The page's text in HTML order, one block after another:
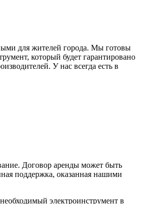
для жителей города. Мы готовы
который будет гарантировано
У нас всегда есть в
Договор аренды может быть
поддержка, оказанная нашими
электроинструмент в